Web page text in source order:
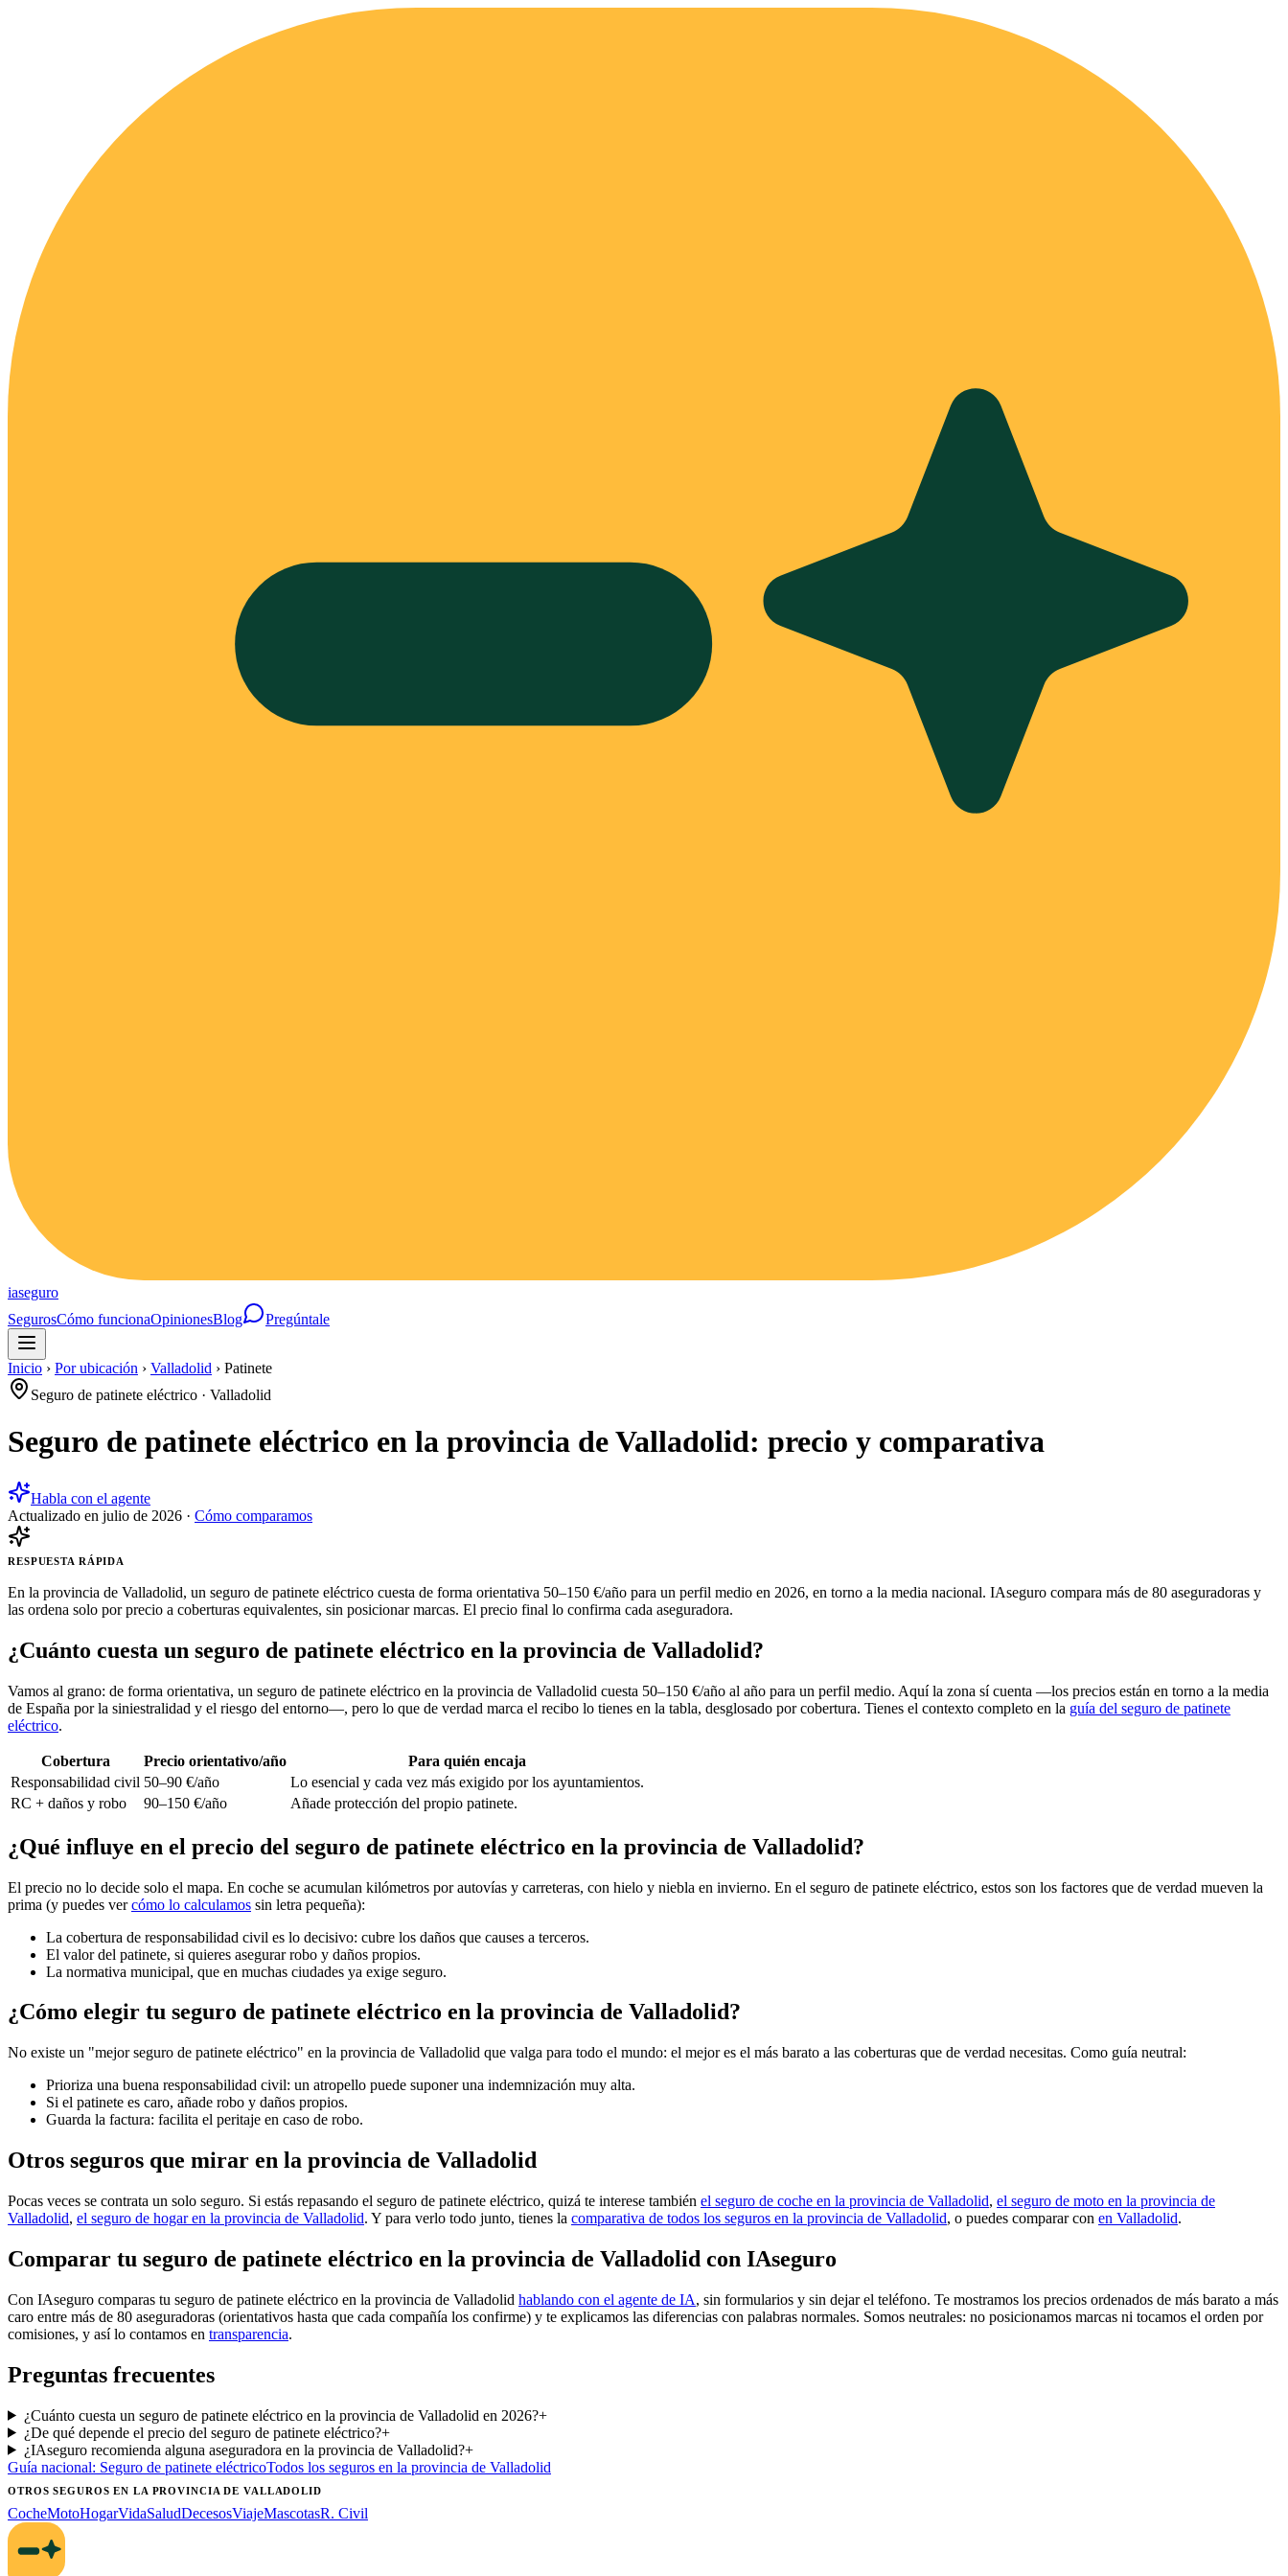
iaseguro
SegurosCómo funcionaOpinionesBlog Pregúntale
Inicio › Por ubicación › Valladolid › Patinete
Seguro de patinete eléctrico · Valladolid
Seguro de patinete eléctrico en la provincia de Valladolid: precio y comparativa
Habla con el agente
Actualizado en julio de 2026 · Cómo comparamos
RESPUESTA RÁPIDA
En la provincia de Valladolid, un seguro de patinete eléctrico cuesta de forma orientativa 50–150 €/año para un perfil medio en 2026, en torno a la media nacional. IAseguro compara más de 80 aseguradoras y
las ordena solo por precio a coberturas equivalentes, sin posicionar marcas. El precio final lo confirma cada aseguradora.
¿Cuánto cuesta un seguro de patinete eléctrico en la provincia de Valladolid?
Vamos al grano: de forma orientativa, un seguro de patinete eléctrico en la provincia de Valladolid cuesta 50–150 €/año al año para un perfil medio. Aquí la zona sí cuenta —los precios están en torno a la media
de España por la siniestralidad y el riesgo del entorno—, pero lo que de verdad marca el recibo lo tienes en la tabla, desglosado por cobertura. Tienes el contexto completo en la guía del seguro de patinete
eléctrico.
Cobertura Precio orientativo/año
Para quién encaja
Responsabilidad civil 50–90 €/año
Lo esencial y cada vez más exigido por los ayuntamientos.
RC + daños y robo
90–150 €/año Añade protección del propio patinete.
¿Qué influye en el precio del seguro de patinete eléctrico en la provincia de Valladolid?
El precio no lo decide solo el mapa. En coche se acumulan kilómetros por autovías y carreteras, con hielo y niebla en invierno. En el seguro de patinete eléctrico, estos son los factores que de verdad mueven la
prima (y puedes vercómo lo calculamos sin letra pequeña):
La cobertura de responsabilidad civil es lo decisivo: cubre los daños que causes a terceros.
El valor del patinete, si quieres asegurar robo y daños propios.
La normativa municipal, que en muchas ciudades ya exige seguro.
¿Cómo elegir tu seguro de patinete eléctrico en la provincia de Valladolid?
No existe un "mejor seguro de patinete eléctrico" en la provincia de Valladolid que valga para todo el mundo: el mejor es el más barato a las coberturas que de verdad necesitas. Como guía neutral:
Prioriza una buena responsabilidad civil: un atropello puede suponer una indemnización muy alta.
Si el patinete es caro, añade robo y daños propios.
Guarda la factura: facilita el peritaje en caso de robo.
Otros seguros que mirar en la provincia de Valladolid
Pocas veces se contrata un solo seguro. Si estás repasando el seguro de patinete eléctrico, quizá te interese también el seguro de coche en la provincia de Valladolid, el seguro de moto en la provincia de
Valladolid, el seguro de hogar en la provincia de Valladolid. Y para verlo todo junto, tienes la comparativa de todos los seguros en la provincia de Valladolid, o puedes comparar con en Valladolid.
Comparar tu seguro de patinete eléctrico en la provincia de Valladolid con IAseguro
Con IAseguro comparas tu seguro de patinete eléctrico en la provincia de Valladolid hablando con el agente de IA, sin formularios y sin dejar el teléfono. Te mostramos los precios ordenados de más barato a más
caro entre más de 80 aseguradoras (orientativos hasta que cada compañía los confirme) y te explicamos las diferencias con palabras normales. Somos neutrales: no posicionamos marcas ni tocamos el orden por
comisiones, y así lo contamos en transparencia.
Preguntas frecuentes
¿Cuánto cuesta un seguro de patinete eléctrico en la provincia de Valladolid en 2026?+
¿De qué depende el precio del seguro de patinete eléctrico?+
¿IAseguro recomienda alguna aseguradora en la provincia de Valladolid?+
Guía nacional: Seguro de patinete eléctricoTodos los seguros en la provincia de Valladolid
OTROS SEGUROSEN LA PROVINCIA DE VALLADOLID
CocheMotoHogarVidaSaludDecesosViajeMascotasR. Civil